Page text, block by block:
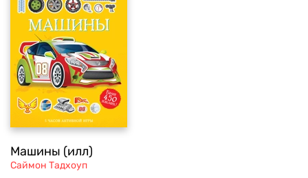
Машины (илл)
Саймон Тадхоуп